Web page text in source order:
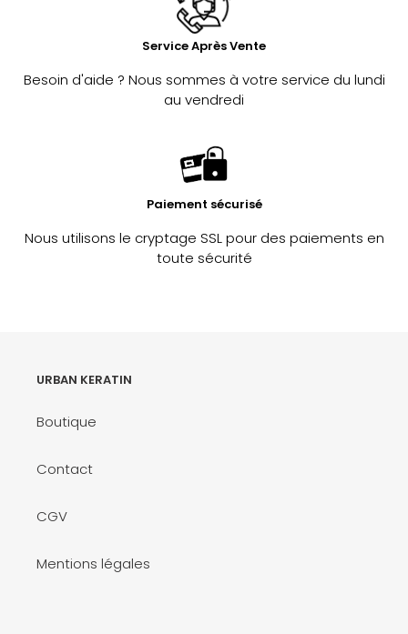
Service Après Vente
Besoin d'aide ? Nous sommes à votre service du lundi
au vendredi
Paiement sécurisé
Nous utilisons le cryptage SSL pour des paiements en
toute sécurité
URBAN KERATIN
Boutique
Contact
CGV
Mentions légales